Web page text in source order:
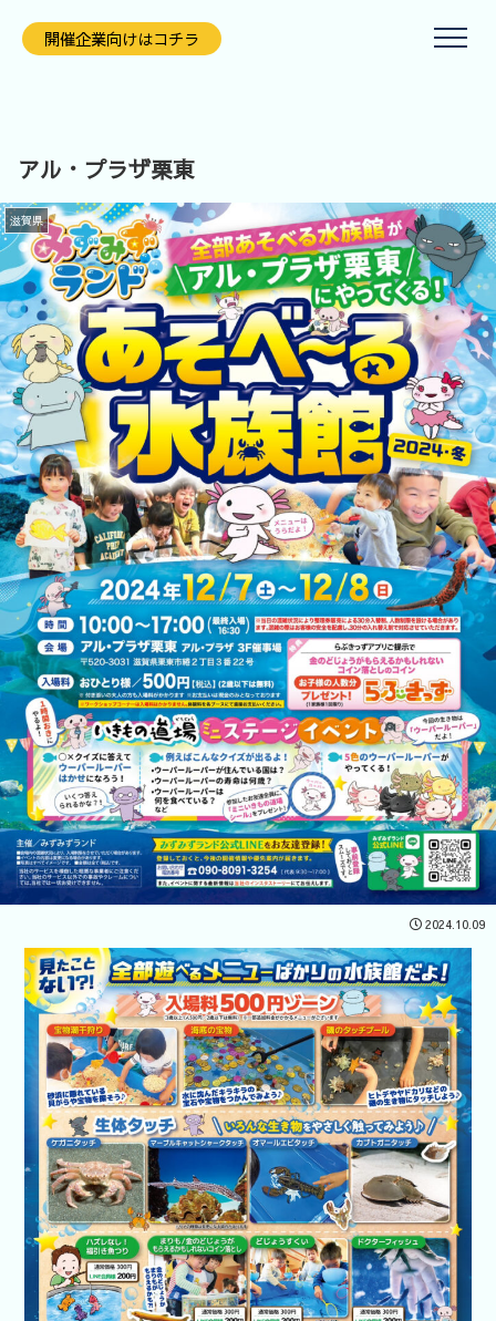
開催企業向
けはコチラ
あそべ～る
水族館
開催企業向けはコチラ
アル・プラザ栗東
滋賀県
2024.10.09